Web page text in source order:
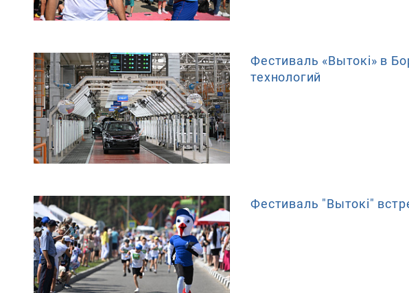
Фестиваль «Вытокi» в
технологий
Фестиваль "Вытокi"